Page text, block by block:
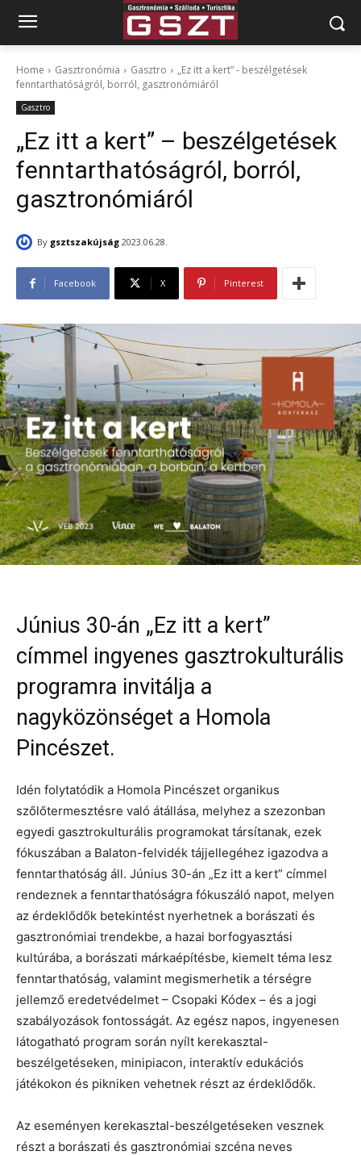
Home Gasztronómia Gasztro
„Ez itt a kert” - beszélgetések
fenntarthatóságról, borról, gasztronómiáról
Gasztro
„Ez itt a kert” – beszélgetések
fenntarthatóságról, borról,
gasztronómiáról
By gsztszakújság 2023.06.28.
Facebook X Pinterest
Június 30-án „Ez itt a kert”
címmel ingyenes gasztrokulturális
programra invitálja a
nagyközönséget a Homola
Pincészet.
Idén folytatódik a Homola Pincészet organikus
szőlőtermesztésre való átállása, melyhez a szezonban
egyedi gasztrokulturális programokat társítanak, ezek
fókuszában a Balaton-felvidék tájjellegéhez igazodva a
fenntarthatóság áll. Június 30-án „Ez itt a kert” címmel
rendeznek a fenntarthatóságra fókuszáló napot, melyen
az érdeklődők betekintést nyerhetnek a borászati és
gasztronómiai trendekbe, a hazai borfogyasztási
kultúrába, a borászati márkaépítésbe, kiemelt téma lesz
fenntarthatóság, valamint megismerhetik a térségre
jellemző eredetvédelmet – Csopaki Kódex – és a jogi
szabályozások fontosságát. Az egész napos, ingyenesen
látogatható program során nyílt kerekasztal-
beszélgetéseken, minipiacon, interaktív edukációs
játékokon és pikniken vehetnek részt az érdeklődők.
Az eseményen kerekasztal-beszélgetéseken vesznek
részt a borászati és gasztronómiai szcéna neves